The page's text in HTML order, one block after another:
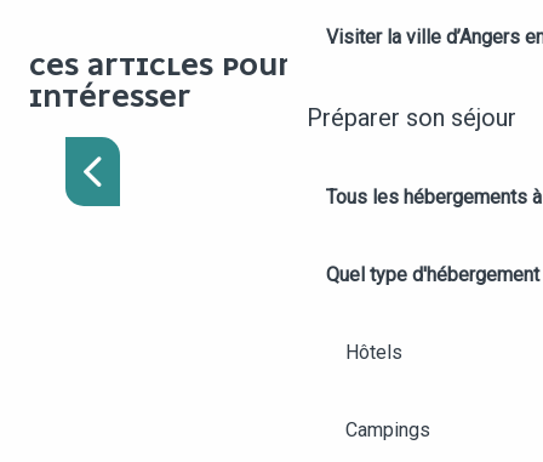
Visiter la ville d’Angers
Préparer son séjour
Tous les hébergements
Quel type d'hébergement
Hôtels
Campings
CES ARTICLES POURRAIENT VOUS
INTÉRESSER
WEEK-END GRAVEL
ENTRE LOIRE ET
VIGNOBLES